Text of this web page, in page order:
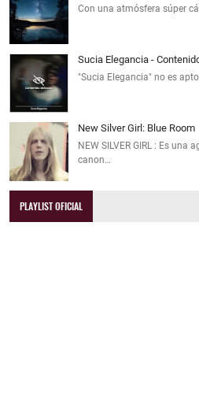
Con una atmósfera súper
Sucia Elegancia -
"Sucia Elegancia" no es
New Silver Girl: Blue Room
NEW SILVER GIRL : Es
canon…
PLAYLIST OFICIAL